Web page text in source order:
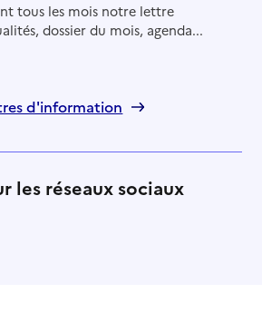
tous les mois notre lettre
dossier du mois, agenda...
d'information
les réseaux sociaux